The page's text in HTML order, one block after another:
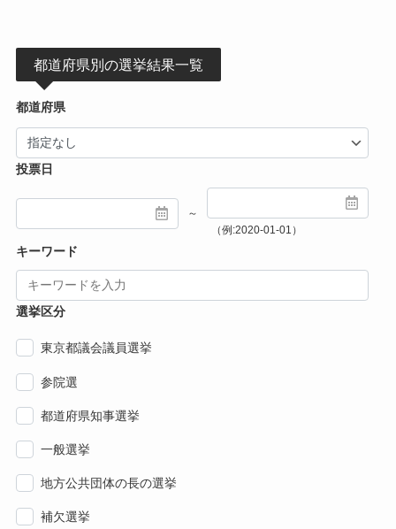
都道府県別の選挙結果一覧
都道府県
投票日
～
（例:2020-01-01）
キーワード
選挙区分
東京都議会議員選挙
参院選
都道府県知事選挙
一般選挙
地方公共団体の長の選挙
補欠選挙